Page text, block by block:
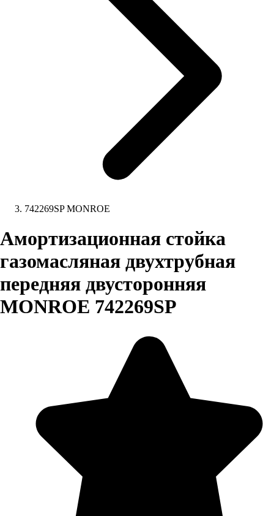
742269SP MONROE
Амортизационная стойка
газомасляная двухтрубная
передняя двусторонняя
MONROE 742269SP